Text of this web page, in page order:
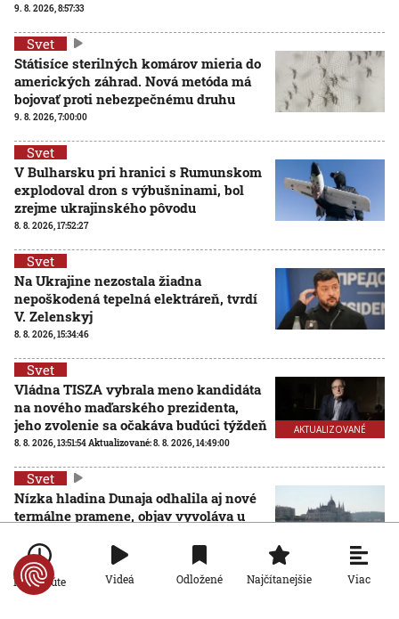
9. 8. 2026, 8:57:33
Svet
Státisíce sterilných komárov mieria do
amerických záhrad. Nová metóda má
bojovať proti nebezpečnému druhu
9. 8. 2026, 7:00:00
Svet
V Bulharsku pri hranici s Rumunskom
explodoval dron s výbušninami, bol
zrejme ukrajinského pôvodu
8. 8. 2026, 17:52:27
Svet
Na Ukrajine nezostala žiadna
nepoškodená tepelná elektráreň, tvrdí
V. Zelenskyj
8. 8. 2026, 15:34:46
AKTUALIZOVANÉ
Svet
Vládna TISZA vybrala meno kandidáta
na nového maďarského prezidenta,
jeho zvolenie sa očakáva budúci týždeň
8. 8. 2026, 13:51:54 Aktualizované:8. 8. 2026, 14:49:00
Svet
Nízka hladina Dunaja odhalila aj nové
termálne pramene, objav vyvoláva u
8. 8. 2026, 11:30:31
Po minúte Videá Odložené Najčítanejšie Viac